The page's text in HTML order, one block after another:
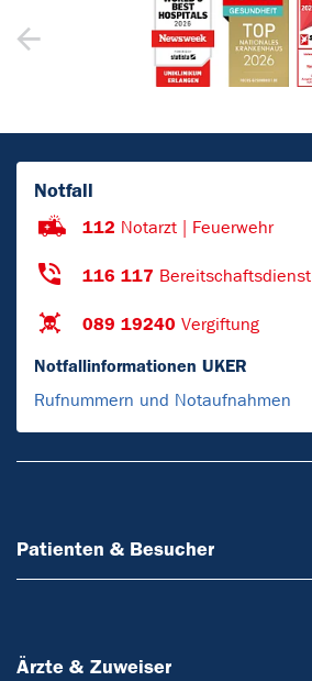
Notfall
112 Notarzt | Feuerwehr
116 117 Bereitschaftsdienst
089 19240 Vergiftung
Notfallinformationen UKER
Rufnummern und Notaufnahmen
Patienten & Besucher
Ärzte & Zuweiser